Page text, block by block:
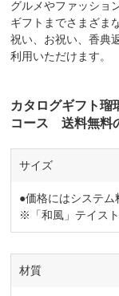
グルメやファッショ
ギフトまでさまざま
祝い、お祝い、香典
利用いただけます。
カタログギフト
コース 送料無料
サイズ
●価格にはシステム
※「和風」テイス
材質